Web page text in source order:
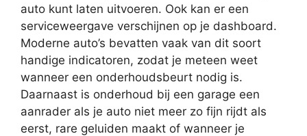
auto kunt laten uitvoeren. Ook kan er een
serviceweergave verschijnen op je dashboard.
Moderne auto’s bevatten vaak van dit soort
handige indicatoren, zodat je meteen weet
wanneer een onderhoudsbeurt nodig is.
Daarnaast is onderhoud bij een garage een
aanrader als je auto niet meer zo fijn rijdt als
eerst, rare geluiden maakt of wanneer je